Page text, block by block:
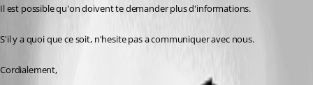
Il est possible qu'on doivent te demander plus d'informations.
S'il y a quoi que ce soit, n'hesite pas a communiquer avec nous.
Cordialement,